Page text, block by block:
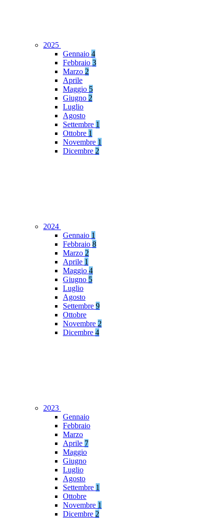
2025
Gennaio 4
Febbraio 3
Marzo 2
Aprile
Maggio 5
Giugno 2
Luglio
Agosto
Settembre 1
Ottobre 1
Novembre 1
Dicembre 2
2024
Gennaio 1
Febbraio 8
Marzo 2
Aprile 1
Maggio 4
Giugno 5
Luglio
Agosto
Settembre 9
Ottobre
Novembre 2
Dicembre 4
2023
Gennaio
Febbraio
Marzo
Aprile 7
Maggio
Giugno
Luglio
Agosto
Settembre 1
Ottobre
Novembre 1
Dicembre 2